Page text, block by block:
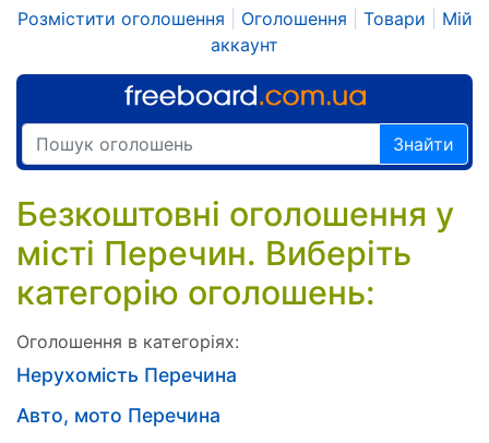
Розмістити оголошення Оголошення Товари
Мій
аккаунт
Знайти
Безкоштовні оголошення у
місті Перечин. Виберіть
категорію оголошень:
Оголошення в категоріях:
Нерухомість Перечина
Авто, мото Перечина